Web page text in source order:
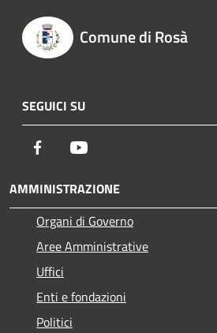
Comune di Rosà
SEGUICI SU
Facebook
AMMINISTRAZIONE
Organi di Governo
Aree Amministrative
Uffici
Enti e fondazioni
Politici